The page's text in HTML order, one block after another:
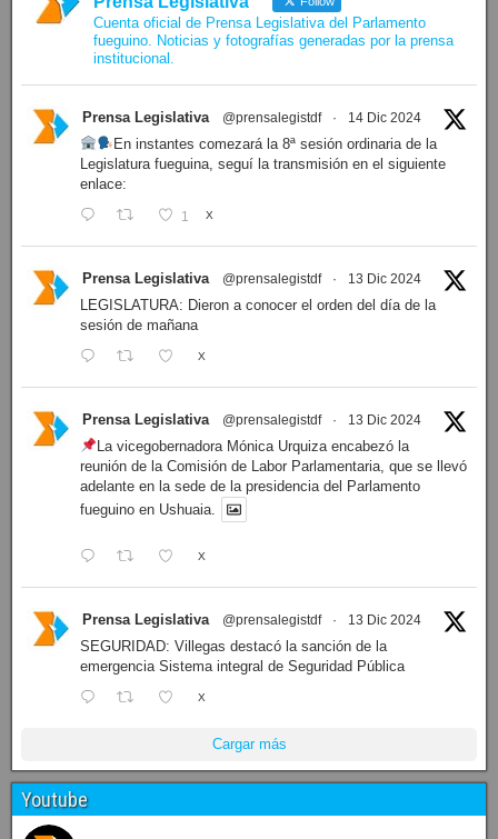
Cuenta oficial de Prensa Legislativa del Parlamento
fueguino. Noticias y fotografías generadas por la prensa
institucional.
Prensa Legislativa @prensalegistdf · 14 Dic 2024
En instantes comezará la 8ª sesión ordinaria de la
Legislatura fueguina, seguí la transmisión en el siguiente
enlace:
1 X
Prensa Legislativa @prensalegistdf · 13 Dic 2024
LEGISLATURA: Dieron a conocer el orden del día de la
sesión de mañana
X
Prensa Legislativa @prensalegistdf · 13 Dic 2024
La vicegobernadora Mónica Urquiza encabezó la
reunión de la Comisión de Labor Parlamentaria, que se llevó
adelante en la sede de la presidencia del Parlamento
fueguino en Ushuaia.
X
Prensa Legislativa @prensalegistdf · 13 Dic 2024
SEGURIDAD: Villegas destacó la sanción de la
emergencia Sistema integral de Seguridad Pública
X
Cargar más
Youtube